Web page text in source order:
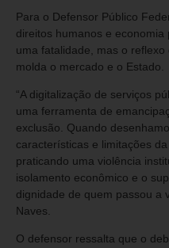
Para o Defensor Público
direitos humanos e
uma fatalidade, mas o
molda o mercado e o Estado.
“A digitalização de serviços
uma ferramenta de
exclusão. Quando
características e limitações
praticando uma violência
isolamento econômico e o
dignidade de quem passou a
Naves.
O defensor ressalta que o